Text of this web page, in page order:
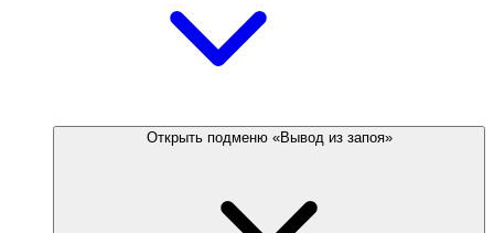
Открыть подменю «Вывод из запоя»